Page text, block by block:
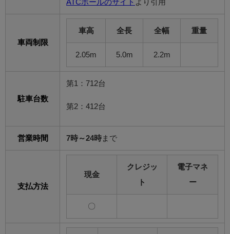
ATCホールのサイト より引用
車両制限
車高 全長 全幅 重量
2.05m 5.0m 2.2m
駐車台数
第1：712台
第2：412台
営業時間 7時～24時 まで
支払方法
現金
クレジッ
ト
電子マネ
ー
〇